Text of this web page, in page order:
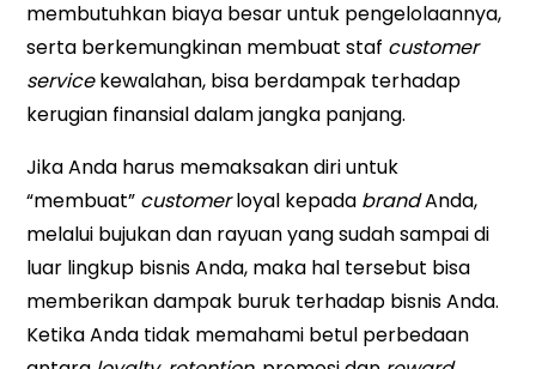
membutuhkan biaya besar untuk pengelolaannya,
serta berkemungkinan membuat staf customer
servicekewalahan, bisa berdampak terhadap
kerugian finansial dalam jangka panjang.
Jika Anda harus memaksakan diri untuk
“membuat” customerloyal kepada brandAnda,
melalui bujukan dan rayuan yang sudah sampai di
luar lingkup bisnis Anda, maka hal tersebut bisa
memberikan dampak buruk terhadap bisnis Anda.
Ketika Anda tidak memahami betul perbedaan